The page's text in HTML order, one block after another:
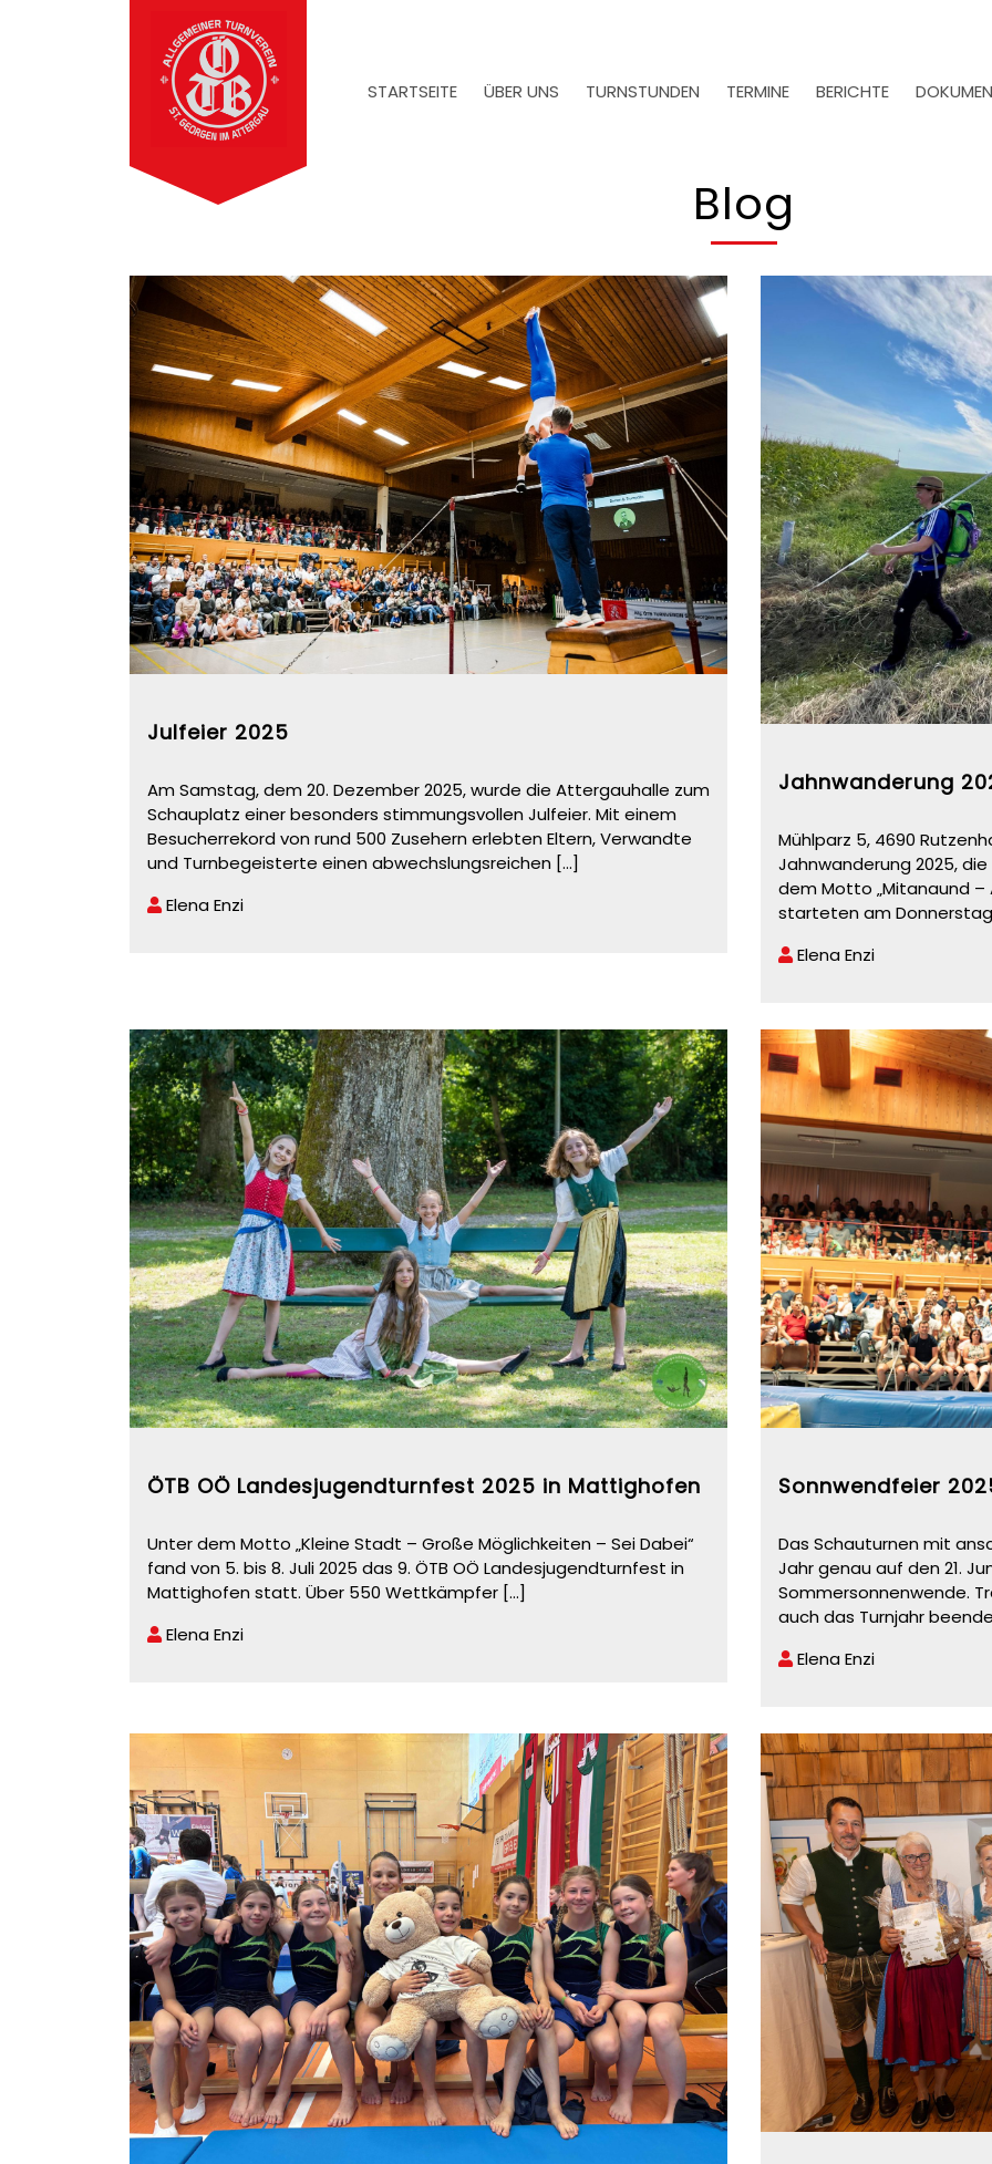
STARTSEITE ÜBER UNS TURNSTUNDEN TERMINE BERICHTE
Blog
Julfeier 2025
Am Samstag, dem 20. Dezember 2025, wurde die Attergauhalle zum
Schauplatz einer besonders stimmungsvollen Julfeier. Mit einem
Besucherrekord von rund 500 Zusehern erlebten Eltern, Verwandte
und Turnbegeisterte einen abwechslungsreichen [...]
Elena Enzi
Jahnwanderung
Mühlparz 5, 4690
Jahnwanderung 2025,
dem Motto „Mitanaund –
starteten am
Elena Enzi
ÖTB OÖ Landesjugendturnfest 2025 in Mattighofen
Unter dem Motto „Kleine Stadt – Große Möglichkeiten – Sei Dabei“
fand von 5. bis 8. Juli 2025 das 9. ÖTB OÖ Landesjugendturnfest in
Mattighofen statt. Über 550 Wettkämpfer [...]
Elena Enzi
Sonnwendfeier
Das Schauturnen mit
Jahr genau auf den 21.
Sommersonnenwende.
auch das Turnjahr
Elena Enzi